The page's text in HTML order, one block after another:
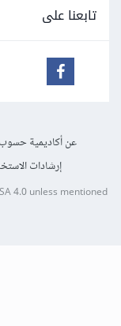
تابعنا على
عن أكاديمية حسوب
إرشادات
4.0unless mentioned